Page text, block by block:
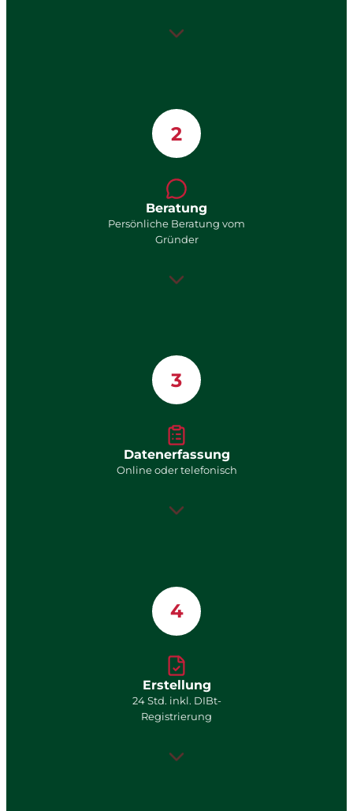
2
Beratung
Persönliche Beratung vom
Gründer
3
Datenerfassung
Online oder telefonisch
4
Erstellung
24 Std. inkl. DIBt-
Registrierung